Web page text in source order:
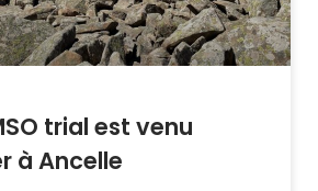
trial est venu
à Ancelle